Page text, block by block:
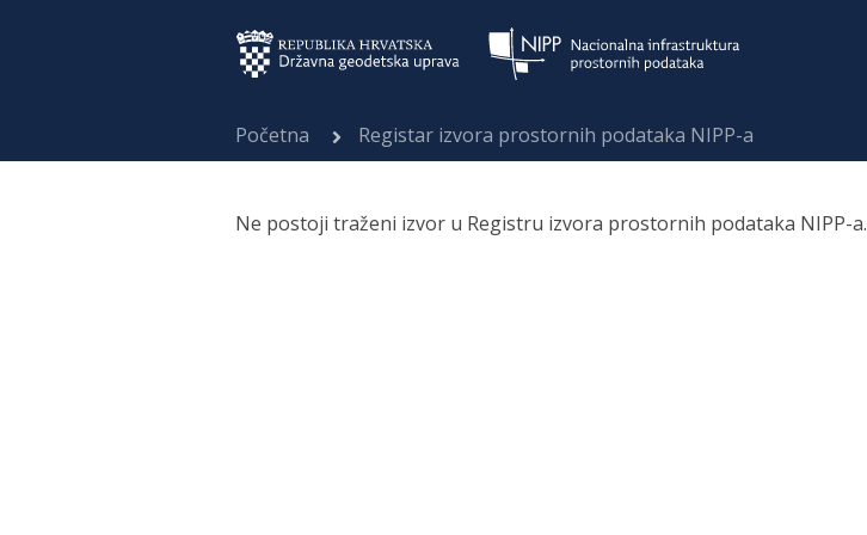
Početna Registar izvora prostornih podataka NIPP-a
Ne postoji traženi izvor u Registru izvora prostornih podataka NIPP-a.